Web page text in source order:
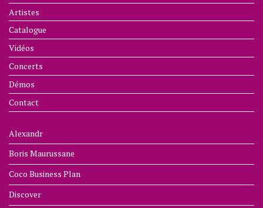
Artistes
Catalogue
Vidéos
Concerts
Démos
Contact
Alexandr
Boris Maurussane
Coco Business Plan
Discover